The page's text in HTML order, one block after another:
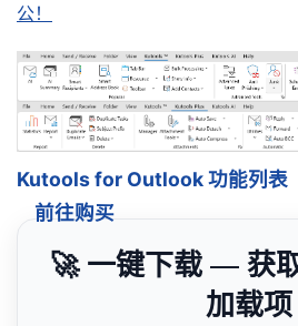
公！
Kutools for Outlook 功能列表
前往购买
🚀 一键下载 — 获
加载项